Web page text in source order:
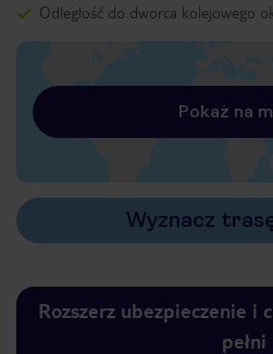
Odległość do dworca kolejowego
Pokaż na
Wyznacz
Rozszerz ubezpieczenie i
pełni